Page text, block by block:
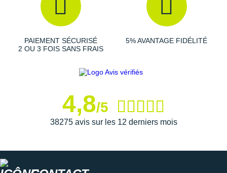
PAIEMENT SÉCURISÉ
2 OU 3 FOIS SANS FRAIS
5% AVANTAGE FIDÉLITÉ
4,8/5
38275 avis sur les 12 derniers mois